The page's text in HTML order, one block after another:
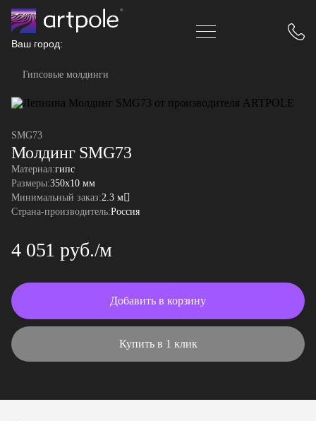
Ваш город:
Гипсовые молдинги
SMG73
Молдинг SMG73
Материал:гипс
Размеры:350x10 мм
Минимальный заказ:2.3 м
Страна-производитель:Россия
4 051 руб./м
Добавить в корзину
Купить в 1 клик